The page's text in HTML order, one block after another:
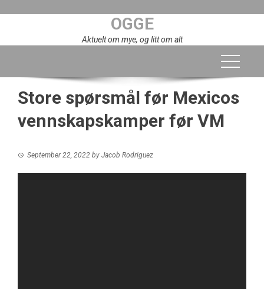
OGGE
Aktuelt om mye, og litt om alt
Store spørsmål før Mexicos
vennskapskamper før VM
September 22, 2022 by Jacob Rodriguez